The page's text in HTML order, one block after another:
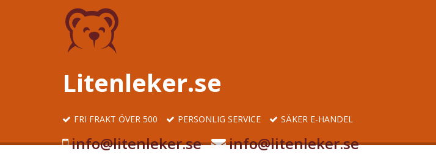
Litenleker.se
FRI FRAKT ÖVER 500 PERSONLIG SERVICE SÄKER E-HANDEL
info@litenleker.se info@litenleker.se